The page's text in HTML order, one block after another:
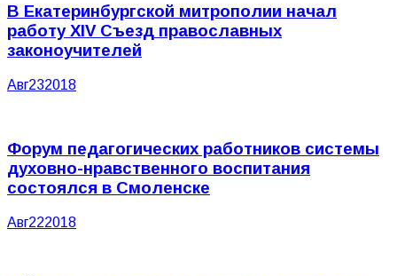
В Екатеринбургской митрополии начал
работу XIV Съезд православных
законоучителей
Авг232018
Форум педагогических работников системы
духовно-нравственного воспитания
состоялся в Смоленске
Авг222018